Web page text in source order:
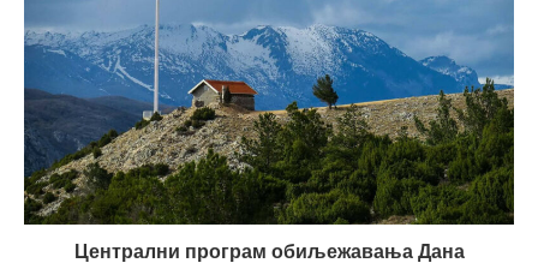
Централни програм обиљежавања Дана